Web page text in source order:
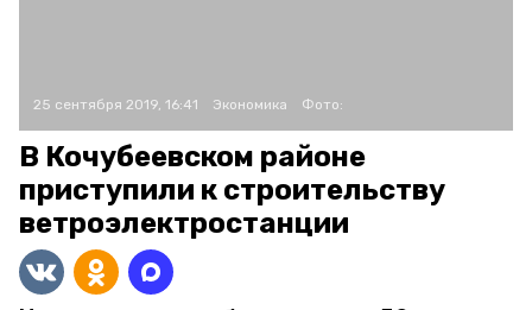
25 сентября 2019, 16:41 Экономика Фото:
В Кочубеевском районе
приступили к строительству
ветроэлектростанции